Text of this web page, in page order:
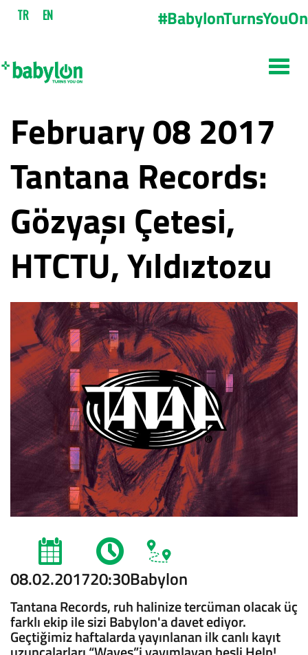
TR EN #BabylonTurnsYouOn
February 08 2017
Tantana Records:
Gözyaşı Çetesi,
HTCTU, Yıldıztozu
08.02.201720:30Babylon
Tantana Records, ruh halinize tercüman olacak üç
farklı ekip ile sizi Babylon'a davet ediyor.
Geçtiğimiz haftalarda yayınlanan ilk canlı kayıt